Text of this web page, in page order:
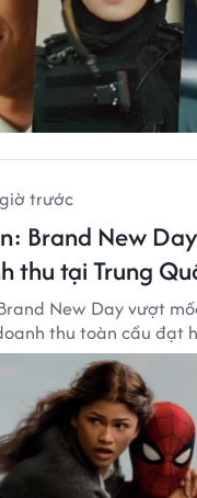
trước
Brand New
thu tại Trung
New Day vượt
thu toàn cầu đạt